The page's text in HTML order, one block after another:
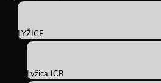
LYŽICE
Lyžica JCB